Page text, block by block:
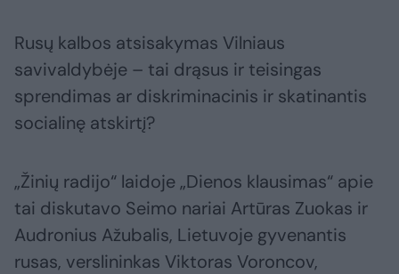
Rusų kalbos atsisakymas Vilniaus
savivaldybėje – tai drąsus ir teisingas
sprendimas ar diskriminacinis ir skatinantis
socialinę atskirtį?
„Žinių radijo“ laidoje „Dienos klausimas“ apie
tai diskutavo Seimo nariai Artūras Zuokas ir
Audronius Ažubalis, Lietuvoje gyvenantis
rusas, verslininkas Viktoras Voroncov,